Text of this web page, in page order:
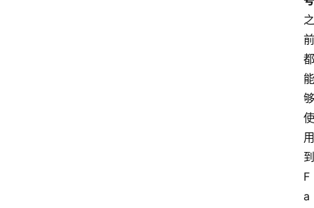
之
前
都
能
够
使
用
到
F
a